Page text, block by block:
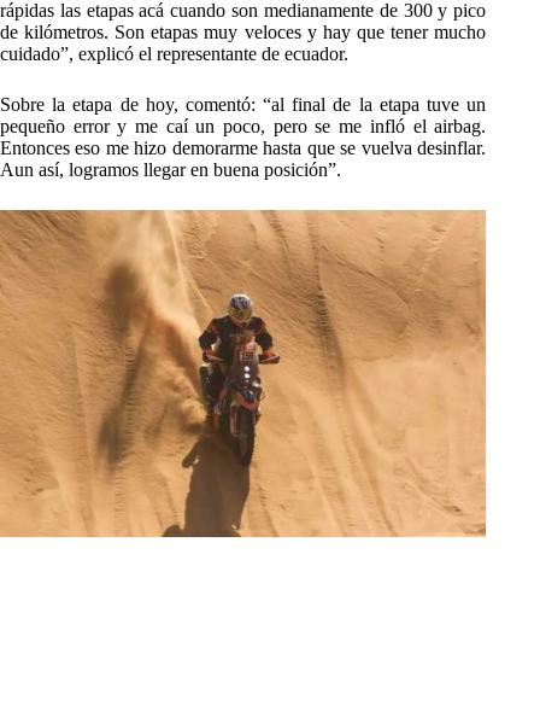
rápidas las etapas acá cuando son medianamente de 300 y pico
de kilómetros. Son etapas muy veloces y hay que tener mucho
cuidado”, explicó el representante de ecuador.
Sobre la etapa de hoy, comentó: “al final de la etapa tuve un
pequeño error y me caí un poco, pero se me infló el airbag.
Entonces eso me hizo demorarme hasta que se vuelva desinflar.
Aun así, logramos llegar en buena posición”.